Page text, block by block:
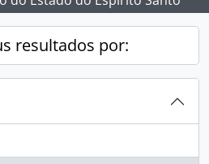
resultados por: